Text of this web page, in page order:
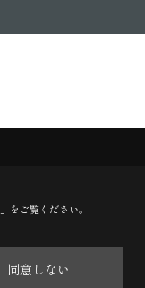
」をご覧ください。
同意しない